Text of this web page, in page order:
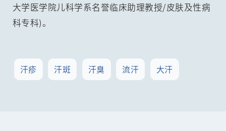
大学医学院儿科学系名誉临床助理教授/皮肤及性病
科专科)。
汗疹 汗斑 汗臭 流汗 大汗